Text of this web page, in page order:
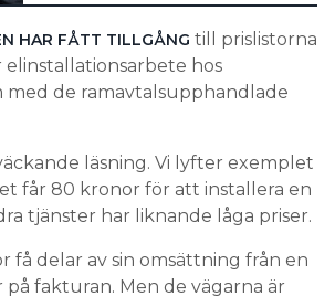
HAR FÅTT TILLGÅNG till prislistorna
hos
med de ramavtalsupphandlade
läsning. Vi lyfter exemplet
får 80 kronor för att installera en
tjänster har liknande låga priser.
få delar av sin omsättning från en
på fakturan. Men de vägarna är